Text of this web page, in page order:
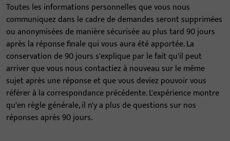
Toutes les informations personnelles que vous nous
communiquez dans le cadre de demandes seront supprimées
ou anonymisées de manière sécurisée au plus tard 90 jours
après la réponse finale qui vous aura été apportée. La
conservation de 90 jours s'explique par le fait qu'il peut
arriver que vous nous contactiez à nouveau sur le même
sujet après une réponse et que vous deviez pouvoir vous
référer à la correspondance précédente. L'expérience montre
qu'en règle générale, il n'y a plus de questions sur nos
réponses après 90 jours.